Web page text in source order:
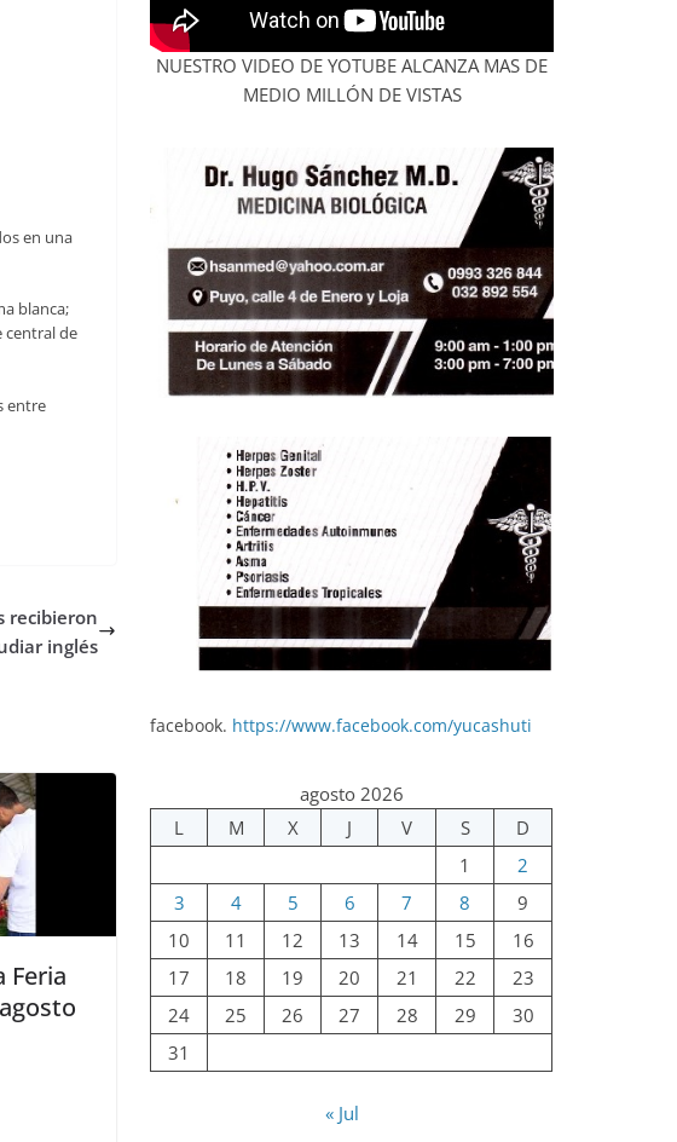
en una
blanca;
central de
entre
recibieron
inglés
Feria
NUESTRO VIDEO DE YOTUBE ALCANZA MAS DE
MEDIO MILLÓN DE VISTAS
facebook. https://www.facebook.com/yucashuti
agosto 2026
L
M X J V S
D
1
2
3
4 5 6 7 8
9
10
11 12 13 14 15
16
17
18 19 20 21 22
23
24
25 26 27 28 29
30
31
« Jul